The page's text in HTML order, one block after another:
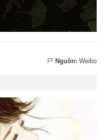
Nguồn: Weibo